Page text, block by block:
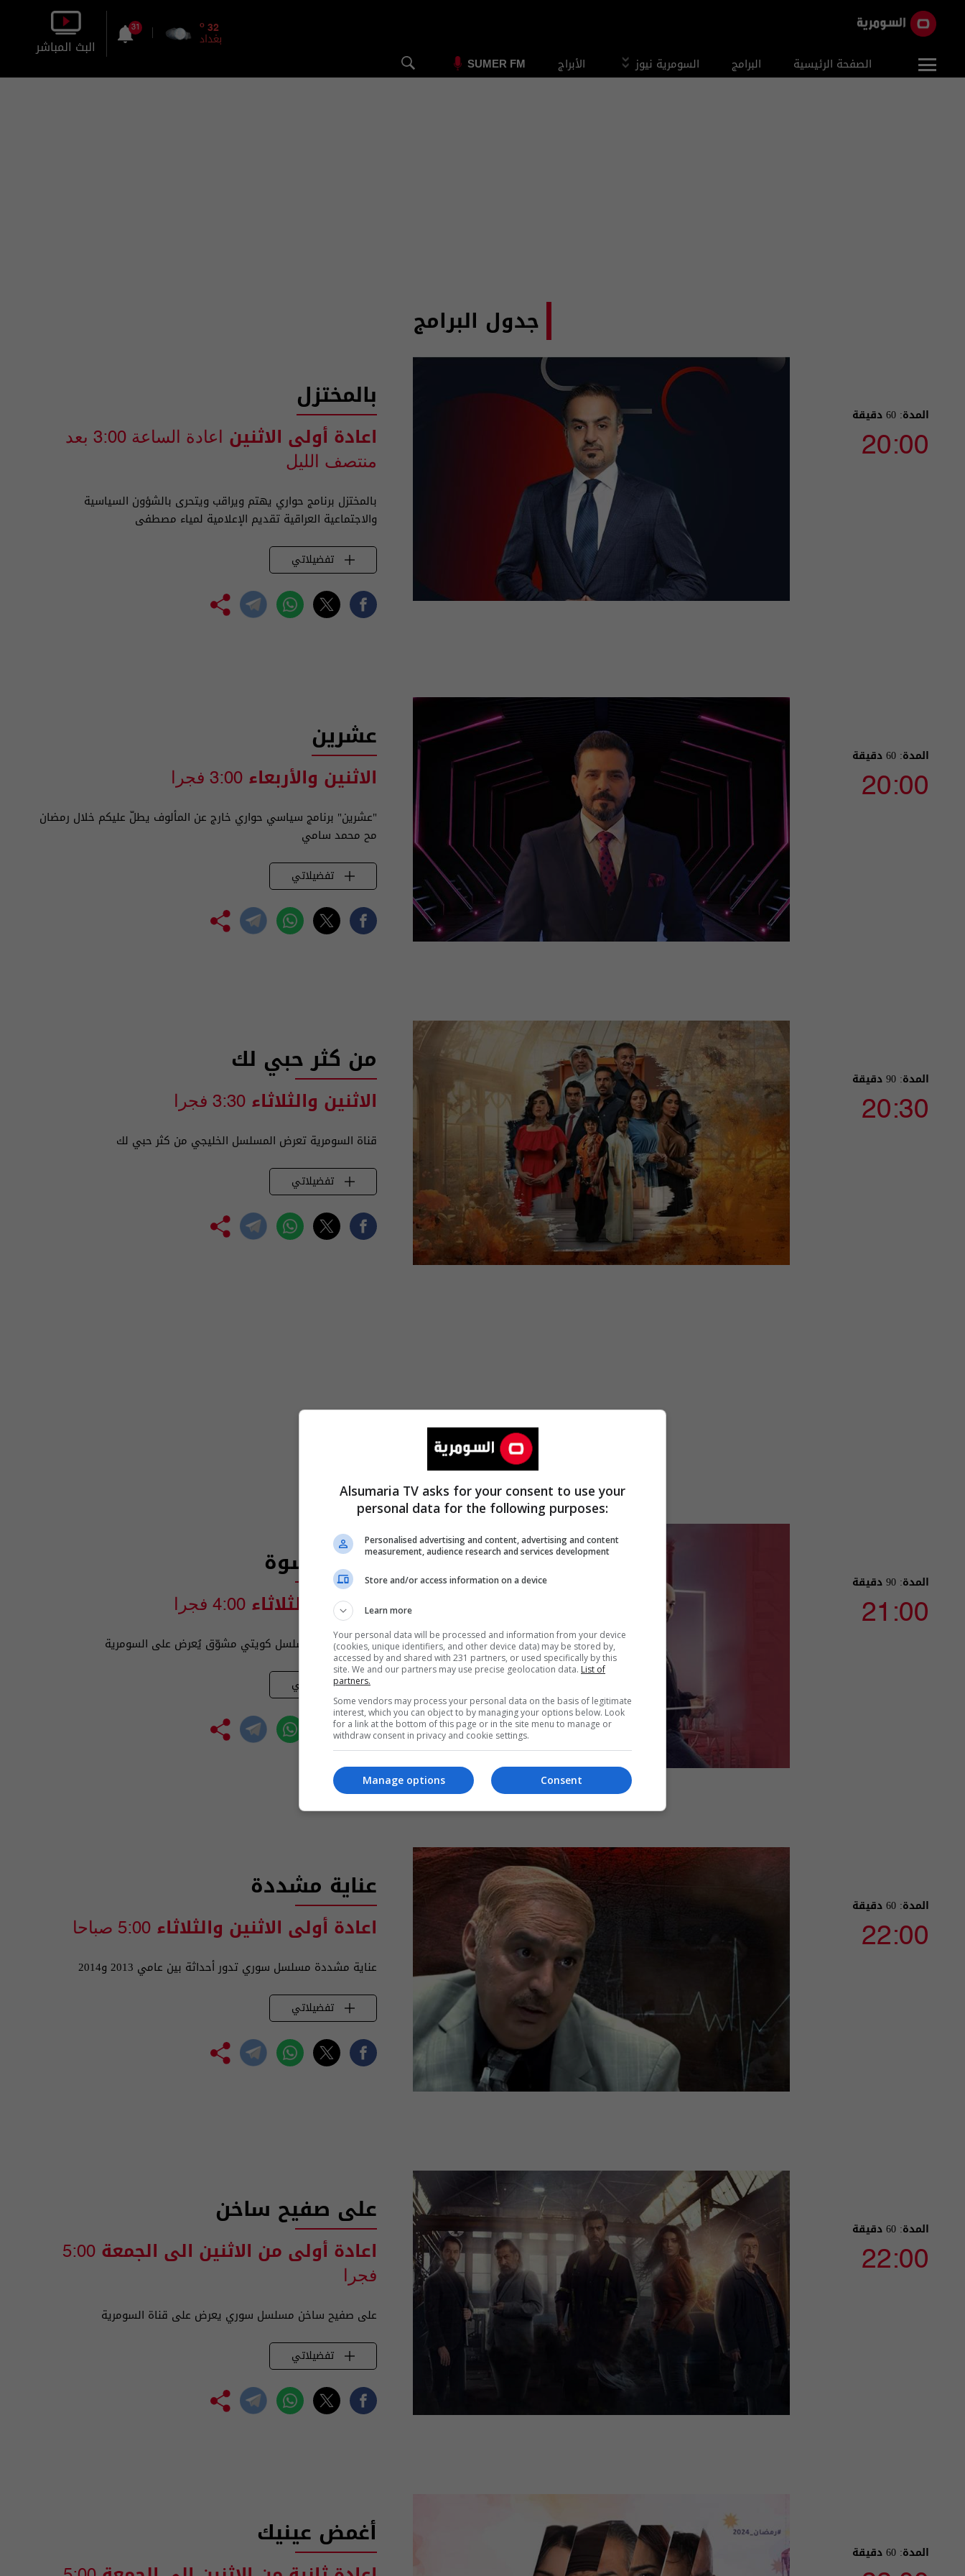
الصفحة الرئيسية البرامج السومرية نيوز الأبراج SUMER FM
32
o
بغداد
31
البث المباشر
جدول البرامج
المدة: 60 دقيقة
20:00
بالمختزل
اعادة أولى الاثنين
اعادة الساعة 3:00 بعد
منتصف الليل
بالمختزل برنامج حواري يهتم ويراقب ويتحرى بالشؤون السياسية
والاجتماعية العراقية تقديم الإعلامية لمياء مصطفى
تفضيلاتي
المدة: 60 دقيقة
20:00
عشرين
الاثنين والأربعاء 3:00 فجرا
"عشرين" برنامج سياسي حواري خارج عن المألوف يطلّ عليكم خلال رمضان
مح محمد سامي
تفضيلاتي
المدة: 90 دقيقة
20:30
من كثر حبي لك
الاثنين والثلاثاء 3:30 فجرا
قناة السومرية تعرض المسلسل الخليجي من كثر حبي لك
تفضيلاتي
المدة: 90 دقيقة
21:00
نون النسوة
الاثنين والثلاثاء 4:00 فجرا
"نون النسوة" مسلسل كويتي مشوّق يُعرض على السومرية
تفضيلاتي
المدة: 60 دقيقة
22:00
عناية مشددة
اعادة أولى الاثنين والثلاثاء 5:00 صباحا
عناية مشددة مسلسل سوري تدور أحداثة بين عامي 2013 و2014
تفضيلاتي
المدة: 60 دقيقة
22:00
على صفيح ساخن
اعادة أولى من الاثنين الى الجمعة 5:00
فجرا
على صفيح ساخن مسلسل سوري يعرض على قناة السومرية
تفضيلاتي
المدة: 60 دقيقة
أغمض عينيك
Alsumaria TV asks for your consent to use your
personal data for the following purposes:
Personalised advertising and content, advertising and content
measurement, audience research and services development
Store and/or access information on a device
Learn more
Your personal data will be processed and information from your device
(cookies, unique identifiers, and other device data) may be stored by,
accessed by and shared with 231 partners, or used specifically by this
site. We and our partners may use precise geolocation data. List of
partners.
Some vendors may process your personal data on the basis of legitimate
interest, which you can object to by managing your options below. Look
for a link at the bottom of this page or in the site menu to manage or
withdraw consent in privacy and cookie settings.
Consent
Manage options